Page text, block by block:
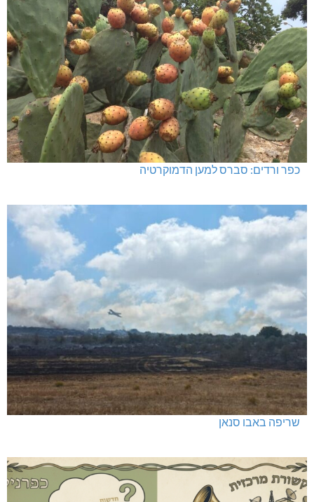
כפר ורדים: סברס למען הדמוקרטיה
שריפה באבו סנאן